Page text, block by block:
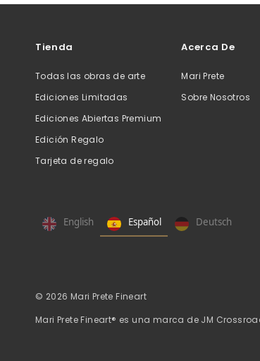
Tienda
Todas las obras de arte
Ediciones Limitadas
Ediciones Abiertas Premium
Edición Regalo
Tarjeta de regalo
Acerca De
Mari Prete
Sobre Nosotros
English Español Deutsch
© 2026 Mari Prete Fineart
Mari Prete Fineart® es una marca de JM